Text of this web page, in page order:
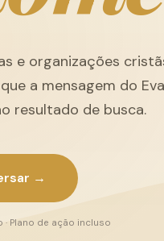
e organizações
a mensagem do
resultado de busca.
→
Plano de ação incluso